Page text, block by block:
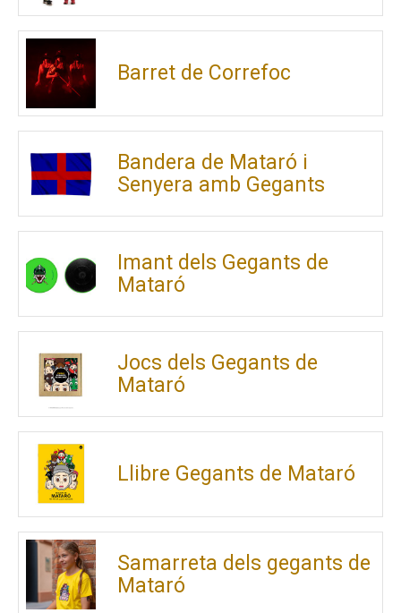
Barret de Correfoc
Bandera de Mataró i
Senyera amb Gegants
Imant dels Gegants de
Mataró
Jocs dels Gegants de
Mataró
Llibre Gegants de Mataró
Samarreta dels gegants de
Mataró